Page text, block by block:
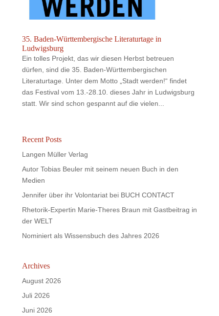
35. Baden-Württembergische Literaturtage in
Ludwigsburg
Ein tolles Projekt, das wir diesen Herbst betreuen
dürfen, sind die 35. Baden-Württembergischen
Literaturtage. Unter dem Motto „Stadt werden!“ findet
das Festival vom 13.-28.10. dieses Jahr in Ludwigsburg
statt. Wir sind schon gespannt auf die vielen...
Recent Posts
Langen Müller Verlag
Autor Tobias Beuler mit seinem neuen Buch in den
Medien
Jennifer über ihr Volontariat bei BUCH CONTACT
Rhetorik-Expertin Marie-Theres Braun mit Gastbeitrag in
der WELT
Nominiert als Wissensbuch des Jahres 2026
Archives
August 2026
Juli 2026
Juni 2026